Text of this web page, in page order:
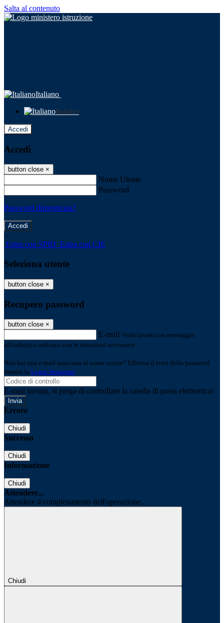
Salta al contenuto
Italiano
Italiano
Accedi
Accedi
button close ×
Nome Utente
Password
Password dimenticata?
-
Entra con SPID Entra con CIE
Seleziona utente
button close ×
Recupero password
button close ×
E-mail Verrà inviato un messaggio
all'indirizzo indicato con le istruzioni necessarie.
Non hai una e-mail associata al nome utente? Effettua il reset della password
tramite la Login Spaggiari
E-mail inviata, si prega di controllare la casella di posta elettronica!
Errore
Chiudi
Successo
Chiudi
Informazione
Chiudi
Attendere...
Attendere il completamento dell'operazione...
Chiudi